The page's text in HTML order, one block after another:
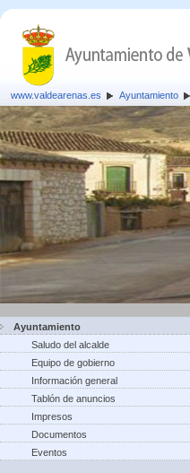
www.valdearenas.es Ayuntamiento
Ayuntamiento
Saludo del alcalde
Equipo de gobierno
Información general
Tablón de anuncios
Impresos
Documentos
Eventos